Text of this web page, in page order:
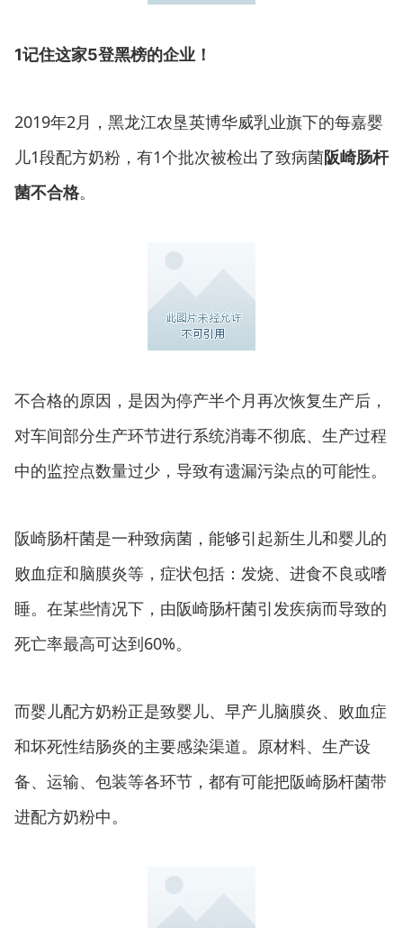
1记住这家5登黑榜的企业！
2019年2月，黑龙江农垦英博华威乳业旗下的每嘉婴
儿1段配方奶粉，有1个批次被检出了致病菌阪崎肠杆
菌不合格。
不合格的原因，是因为停产半个月再次恢复生产后，
对车间部分生产环节进行系统消毒不彻底、生产过程
中的监控点数量过少，导致有遗漏污染点的可能性。
阪崎肠杆菌是一种致病菌，能够引起新生儿和婴儿的
败血症和脑膜炎等，症状包括：发烧、进食不良或嗜
睡。在某些情况下，由阪崎肠杆菌引发疾病而导致的
死亡率最高可达到60%。
而婴儿配方奶粉正是致婴儿、早产儿脑膜炎、败血症
和坏死性结肠炎的主要感染渠道。原材料、生产设
备、运输、包装等各环节，都有可能把阪崎肠杆菌带
进配方奶粉中。